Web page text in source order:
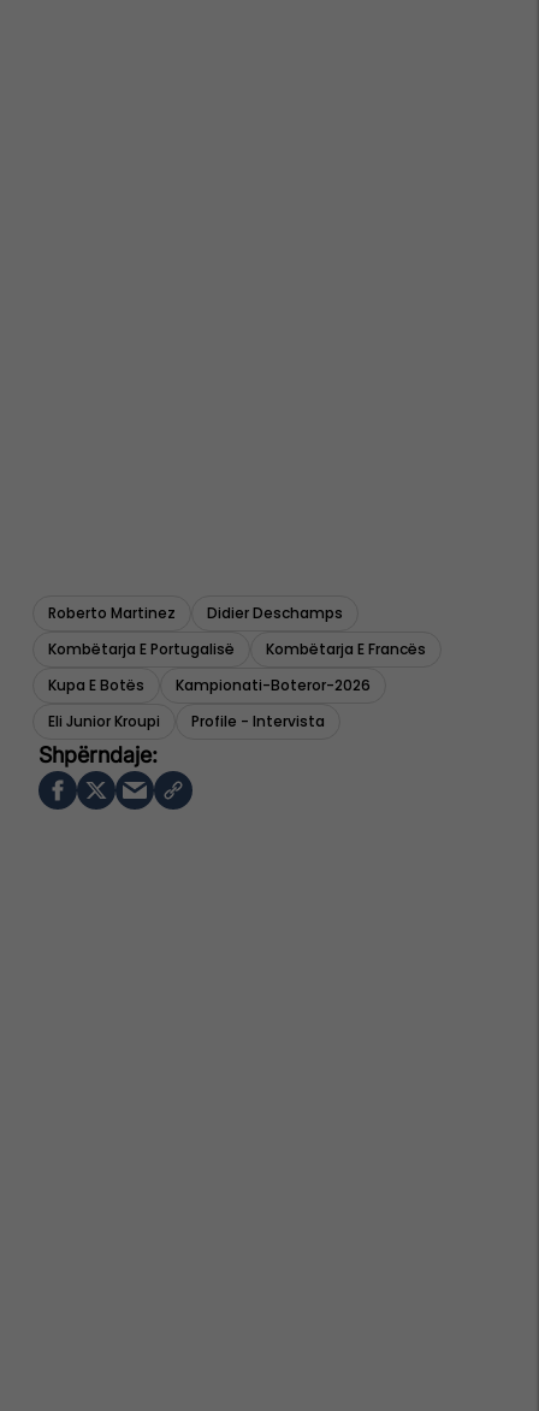
Roberto Martinez
Didier Deschamps
Kombëtarja E Portugalisë
Kombëtarja E Francës
Kupa E Botës
Kampionati-Boteror-2026
Eli Junior Kroupi
Profile - Intervista